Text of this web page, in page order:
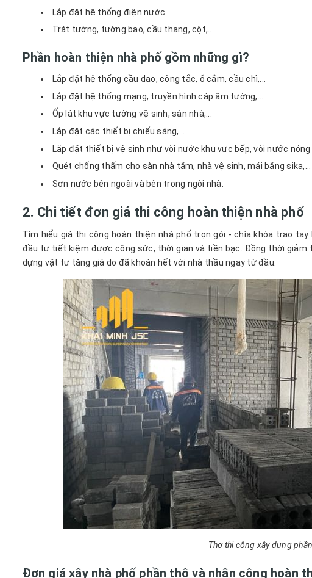
Lắp đặt hệ thống điện nước.
Trát tường, tường bao, cầu thang, cột,...
Phần hoàn thiện nhà phố gồm những gì?
Lắp đặt hệ thống cầu dao, công tắc, ổ cắm, cầu chì,...
Lắp đặt hệ thống mạng, truyền hình cáp âm tường,...
Ốp lát khu vực tường vệ sinh, sàn nhà,...
Lắp đặt các thiết bị chiếu sáng,...
Lắp đặt thiết bị vệ sinh như vòi nước khu vực bếp, vòi nước nóng
Quét chống thấm cho sàn nhà tắm, nhà vệ sinh, mái bằng sika,...
Sơn nước bên ngoài và bên trong ngôi nhà.
2. Chi tiết đơn giá thi công hoàn thiện nhà phố
Tìm hiểu giá thi công hoàn thiện nhà phố trọn gói - chìa khóa trao
đầu tư tiết kiệm được công sức, thời gian và tiền bạc. Đồng thời giảm
dựng vật tư tăng giá do đã khoán hết với nhà thầu ngay từ đầu.
Thợ thi công xây dựng
Đơn giá xây nhà phố phần thô và nhân công hoàn